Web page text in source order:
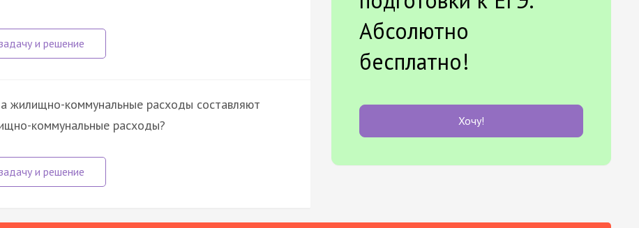
жилищно-коммунальные расходы составляют
коммунальные расходы?
Абсолютно
бесплатно!
Хочу!